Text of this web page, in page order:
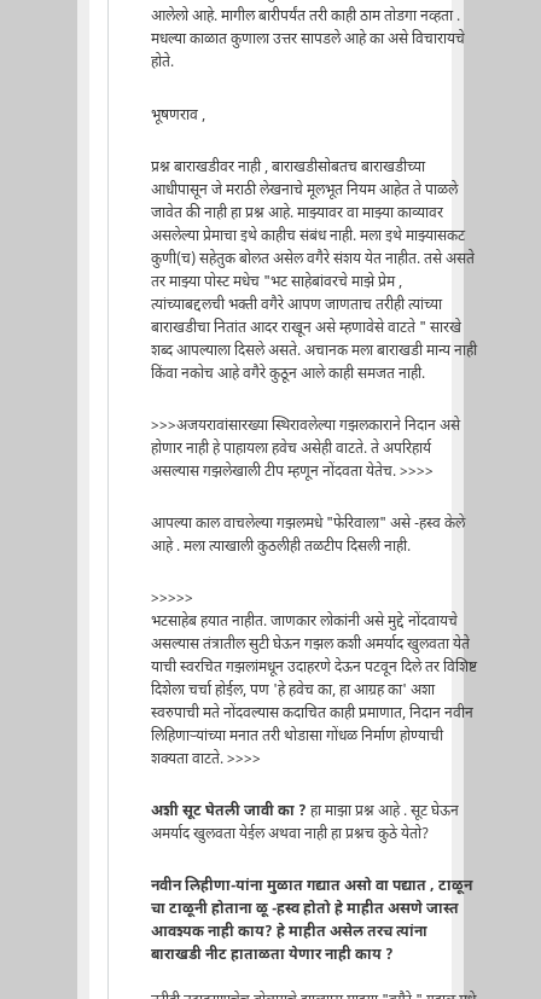
आलेलो आहे. मागील बारीपर्यंत तरी काही ठाम तोडगा नव्हता .
मधल्या काळात कुणाला उत्तर सापडले आहे का असे विचारायचे
होते.
भूषणराव ,
प्रश्न बाराखडीवर नाही , बाराखडीसोबतच बाराखडीच्या
आधीपासून जे मराठी लेखनाचे मूलभूत नियम आहेत ते पाळले
जावेत की नाही हा प्रश्न आहे. माझ्यावर वा माझ्या काव्यावर
असलेल्या प्रेमाचा इथे काहीच संबंध नाही. मला इथे माझ्यासकट
कुणी(च) सहेतुक बोलत असेल वगैरे संशय येत नाहीत. तसे असते
तर माझ्या पोस्ट मधेच "भट साहेबांवरचे माझे प्रेम ,
त्यांच्याबद्दलची भक्ती वगैरे आपण जाणताच तरीही त्यांच्या
बाराखडीचा नितांत आदर राखून असे म्हणावेसे वाटते " सारखे
शब्द आपल्याला दिसले असते. अचानक मला बाराखडी मान्य नाही
किंवा नकोच आहे वगैरे कुठून आले काही समजत नाही.
>>>अजयरावांसारख्या स्थिरावलेल्या गझलकाराने निदान असे
होणार नाही हे पाहायला हवेच असेही वाटते. ते अपरिहार्य
असल्यास गझलेखाली टीप म्हणून नोंदवता येतेच. >>>>
आपल्या काल वाचलेल्या गझलमधे "फेरिवाला" असे -हस्व केले
आहे . मला त्याखाली कुठलीही तळटीप दिसली नाही.
>>>>>
भटसाहेब हयात नाहीत. जाणकार लोकांनी असे मुद्दे नोंदवायचे
असल्यास तंत्रातील सुटी घेऊन गझल कशी अमर्याद खुलवता येते
याची स्वरचित गझलांमधून उदाहरणे देऊन पटवून दिले तर विशिष्ट
दिशेला चर्चा होईल, पण 'हे हवेच का, हा आग्रह का' अशा
स्वरुपाची मते नोंदवल्यास कदाचित काही प्रमाणात, निदान नवीन
लिहिणार्‍यांच्या मनात तरी थोडासा गोंधळ निर्माण होण्याची
शक्यता वाटते. >>>>
अशी सूट घेतली जावी का ? हा माझा प्रश्न आहे . सूट घेऊन
अमर्याद खुलवता येईल अथवा नाही हा प्रश्नच कुठे येतो?
नवीन लिहीणा-यांना मुळात गद्यात असो वा पद्यात , टाळून
चा टाळूनी होताना ळू -हस्व होतो हे माहीत असणे जास्त
आवश्यक नाही काय? हे माहीत असेल तरच त्यांना
बाराखडी नीट हाताळता येणार नाही काय ?